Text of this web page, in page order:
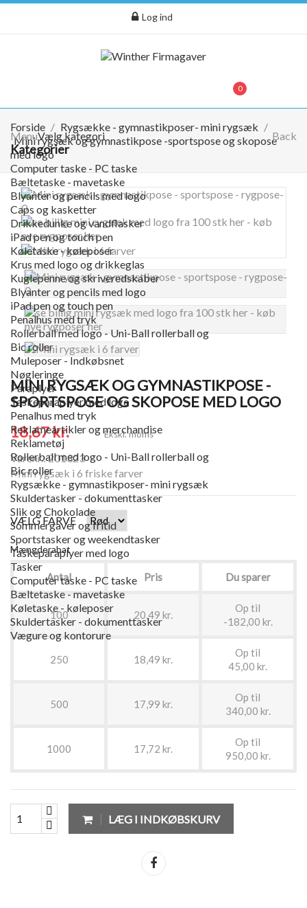
Log ind
0
Menu Back
Vælg kategori
Kategorier
Computer taske - PC taske
Bæltetaske - mavetaske
Blyanter og pencils med logo
Caps og kasketter
Drikkedunke og vandflasker
iPad pen og touch pen
Køletaske - køleposer
Krus med logo og drikkeglas
Kuglepenne og skriveredskaber
Blyanter og pencils med logo
iPad pen og touch pen
Penalhus med tryk
Rollerball med logo - Uni-Ball rollerball og
Bic roller
Muleposer - Indkøbsnet
Nøgleringe
Paraplyer
Taskeparaplyer med logo
Penalhus med tryk
Reklameartikler og merchandise
Reklametøj
Rollerball med logo - Uni-Ball rollerball og
Bic roller
Rygsække - gymnastikposer- mini rygsæk
Skuldertasker - dokumenttasker
Slik og Chokolade
Sommergaver og fritid
Sportstasker og weekendtasker
Taskeparaplyer med logo
Tasker
Computer taske - PC taske
Bæltetaske - mavetaske
Køletaske - køleposer
Skuldertasker - dokumenttasker
Vægure og kontorure
Forside
Rygsække - gymnastikposer- mini rygsæk
Mini rygsæk og gymnastikpose -sportspose og skopose
med logo
MINI RYGSÆK OG GYMNASTIKPOSE -
SPORTSPOSE OG SKOPOSE MED LOGO
18,67 kr.
Ekskl. moms
Varenr.: 201323
Mini rygsæk i 6 friske farver
VÆLG FARVE
Mængderabat
Antal Pris Du sparer
100 20,49 kr.
Op til
-182,00 kr.
250 18,49 kr.
Op til
45,00 kr.
500 17,99 kr.
Op til
340,00 kr.
1000 17,72 kr.
Op til
950,00 kr.
LÆG I INDKØBSKURV